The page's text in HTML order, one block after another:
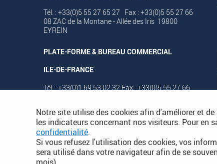
Tél. : +33(0)5 55 27 65 27 Fax : +33(0)5 55 27 66
08 ZAC de la Montane - Allée des Iris 19800
EYREIN
PLATE-FORME & BUREAU COMMERCIAL
ILE-DE-FRANCE
Tél. : +33(0)1 69 53 02 32 Fax : +33(0)5 55 27 66
PLAN DU SITE DÉTAILLÉ
Notre site utilise des cookies afin d'améliorer et
les indicateurs concernant nos visiteurs. Pour en
confidentialité.
Si vous refusez l'utilisation des cookies, vos
sera utilisé dans votre navigateur afin de se